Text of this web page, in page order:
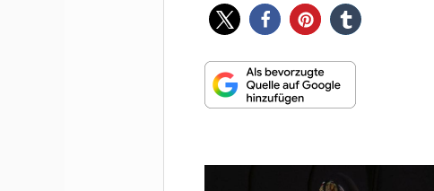
BLOCKFLÖTE
MUNDHARMONIKA
HARFE